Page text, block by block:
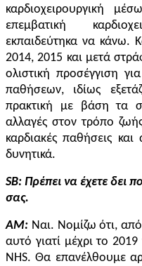
καρδιοχειρουργική
επεμβατική
εκπαιδεύτηκα να κάνω.
2014, 2015 και μετά
ολιστική προσέγγιση
παθήσεων, ιδίως
πρακτική με βάση τα
αλλαγές στον τρόπο
καρδιακές παθήσεις
δυνητικά.
SB: Πρέπει να έχετε δει
σας.
AM: Ναι. Νομίζω ότι,
αυτό γιατί μέχρι το
NHS. Θα επανέλθουμε